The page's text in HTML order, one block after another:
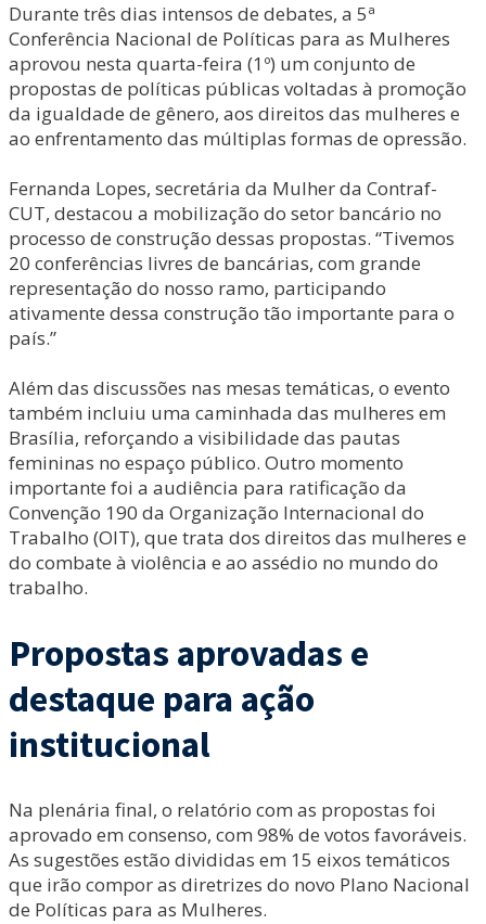
Durante três dias intensos de debates, a 5ª
Conferência Nacional de Políticas para as Mulheres
aprovou nesta quarta-feira (1º) um conjunto de
propostas de políticas públicas voltadas à promoção
da igualdade de gênero, aos direitos das mulheres e
ao enfrentamento das múltiplas formas de opressão.
Fernanda Lopes, secretária da Mulher da Contraf-
CUT, destacou a mobilização do setor bancário no
processo de construção dessas propostas. “Tivemos
20 conferências livres de bancárias, com grande
representação do nosso ramo, participando
ativamente dessa construção tão importante para o
país.”
Além das discussões nas mesas temáticas, o evento
também incluiu uma caminhada das mulheres em
Brasília, reforçando a visibilidade das pautas
femininas no espaço público. Outro momento
importante foi a audiência para ratificação da
Convenção 190 da Organização Internacional do
Trabalho (OIT), que trata dos direitos das mulheres e
do combate à violência e ao assédio no mundo do
trabalho.
Propostas aprovadas e
destaque para ação
institucional
Na plenária final, o relatório com as propostas foi
aprovado em consenso, com 98% de votos favoráveis.
As sugestões estão divididas em 15 eixos temáticos
que irão compor as diretrizes do novo Plano Nacional
de Políticas para as Mulheres.